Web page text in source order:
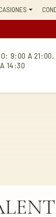
9:00 A 21:00,
14:30